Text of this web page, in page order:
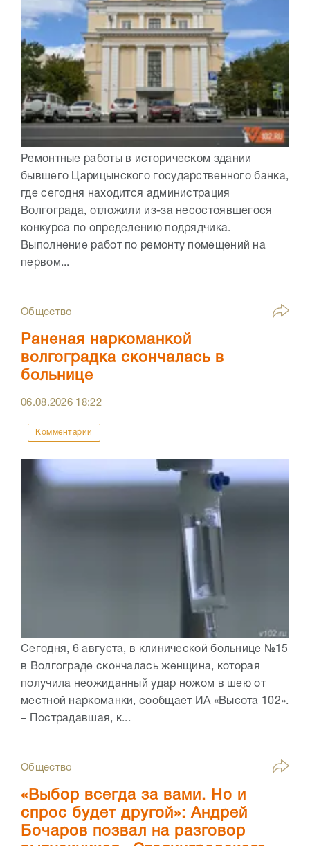
Ремонтные работы в историческом здании
бывшего Царицынского государственного банка,
где сегодня находится администрация
Волгограда, отложили из-за несостоявшегося
конкурса по определению подрядчика.
Выполнение работ по ремонту помещений на
первом...
Общество
Раненая наркоманкой
волгоградка скончалась в
больнице
06.08.2026 18:22
Комментарии
Сегодня, 6 августа, в клинической больнице №15
в Волгограде скончалась женщина, которая
получила неожиданный удар ножом в шею от
местной наркоманки, сообщает ИА «Высота 102».
– Пострадавшая, к...
Общество
«Выбор всегда за вами. Но и
спрос будет другой»: Андрей
Бочаров позвал на разговор